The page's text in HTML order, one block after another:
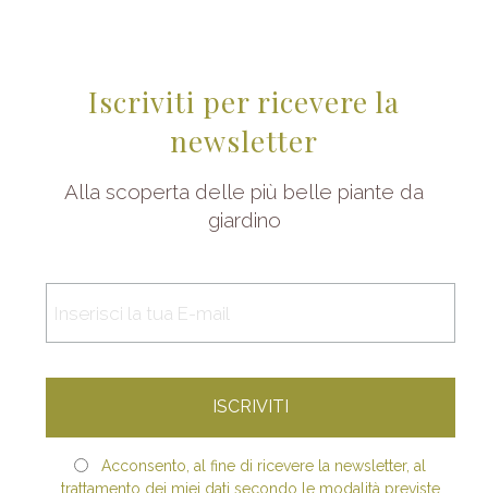
Iscriviti per ricevere la
newsletter
Alla scoperta delle più belle piante da
giardino
Acconsento, al fine di ricevere la newsletter, al
trattamento dei miei dati secondo le modalità previste